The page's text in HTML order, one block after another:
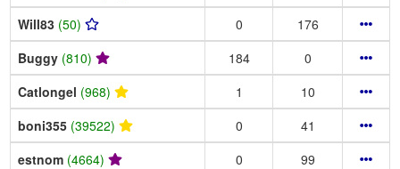
Will83 (50) 0
176
Buggy (810) 184
0
Catlongel (968) 1
10
boni355 (39522) 0
41
estnom (4664) 0
99